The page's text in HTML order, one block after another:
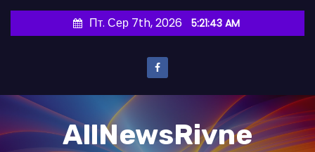
и
Пт. Сер 7th, 2026 5:21:44 AM
AllNewsRivne